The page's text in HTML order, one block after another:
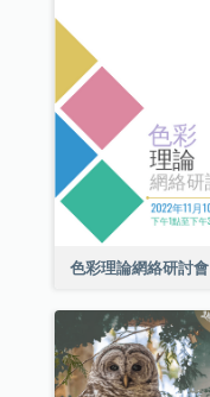
色彩理論網絡研討會